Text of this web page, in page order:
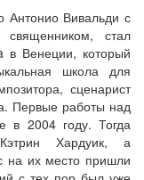
Антонио Вивальди с
стал
в Венеции, который
школа для
сценарист
Первые работы над
в 2004 году. Тогда
Хардуик, а
на их место пришли